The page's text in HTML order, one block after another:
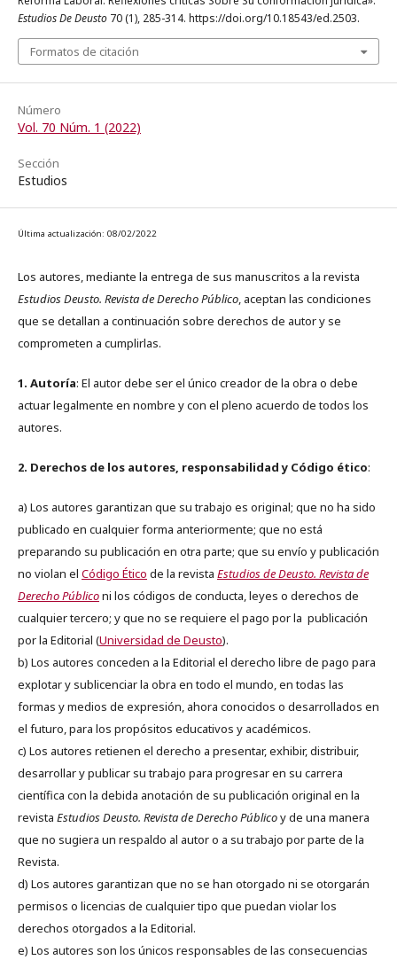
Estudios De Deusto 70 (1), 285-314. https://doi.org/10.18543/ed.2503.
Formatos de citación
Número
Vol. 70 Núm. 1 (2022)
Sección
Estudios
Última actualización: 08/02/2022
Los autores, mediante la entrega de sus manuscritos a la revista
Estudios Deusto. Revista de Derecho Público, aceptan las condiciones
que se detallan a continuación sobre derechos de autor y se
comprometen a cumplirlas.
1. Autoría: El autor debe ser el único creador de la obra o debe
actuar legalmente en nombre y con el pleno acuerdo de todos los
autores.
2. Derechos de los autores, responsabilidad y Código ético:
a) Los autores garantizan que su trabajo es original; que no ha sido
publicado en cualquier forma anteriormente; que no está
preparando su publicación en otra parte; que su envío y publicación
no violan el Código Ético de la revista Estudios de Deusto. Revista de
Derecho Públiconi los códigos de conducta, leyes o derechos de
cualquier tercero; y que no se requiere el pago por la publicación
por la Editorial (Universidad de Deusto).
b) Los autores conceden a la Editorial el derecho libre de pago para
explotar y sublicenciar la obra en todo el mundo, en todas las
formas y medios de expresión, ahora conocidos o desarrollados en
el futuro, para los propósitos educativos y académicos.
c) Los autores retienen el derecho a presentar, exhibir, distribuir,
desarrollar y publicar su trabajo para progresar en su carrera
científica con la debida anotación de su publicación original en la
revista Estudios Deusto. Revista de Derecho Públicoy de una manera
que no sugiera un respaldo al autor o a su trabajo por parte de la
Revista.
d) Los autores garantizan que no se han otorgado ni se otorgarán
permisos o licencias de cualquier tipo que puedan violar los
derechos otorgados a la Editorial.
e) Los autores son los únicos responsables de las consecuencias